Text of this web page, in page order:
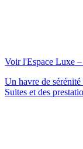
Voir l'Espace Luxe
Un havre de
Suites et des